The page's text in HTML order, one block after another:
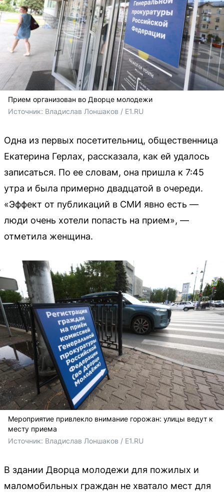
Прием организован во Дворце молодежи
Источник: Владислав Лоншаков / E1.RU
Одна из первых посетительниц, общественница
Екатерина Герлах, рассказала, как ей удалось
записаться. По ее словам, она пришла к 7:45
утра и была примерно двадцатой в очереди.
«Эффект от публикаций в СМИ явно есть —
люди очень хотели попасть на прием», —
отметила женщина.
Мероприятие привлекло внимание горожан: улицы ведут к
месту приема
Источник: Владислав Лоншаков / E1.RU
В здании Дворца молодежи для пожилых и
маломобильных граждан не хватало мест для